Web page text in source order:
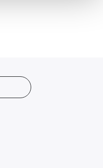
att du tycker om. Det
trafik och göra